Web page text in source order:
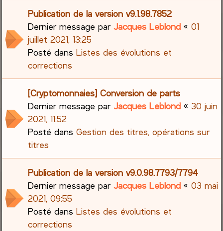
Publication de la version v9.1.98.7852
Dernier message parJacques Leblond «01
juillet 2021, 13:25
Posté dansListes des évolutions et
corrections
[Cryptomonnaies] Conversion de parts
Dernier message parJacques Leblond «30 juin
2021, 11:52
Posté dansGestion des titres, opérations sur
titres
Publication de la version v9.0.98.7793/7794
Dernier message parJacques Leblond «03 mai
2021, 09:55
Posté dansListes des évolutions et
corrections